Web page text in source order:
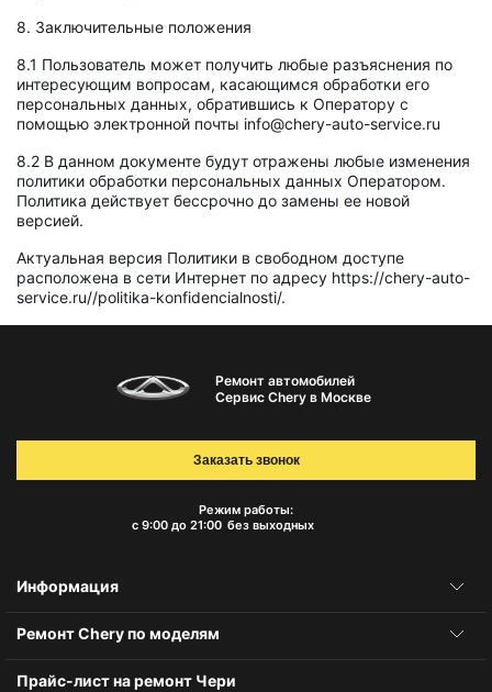
8. Заключительные положения
8.1 Пользователь может получить любые разъяснения по
интересующим вопросам, касающимся обработки его
персональных данных, обратившись к Оператору с
помощью электронной почты info@chery-auto-service.ru
8.2 В данном документе будут отражены любые изменения
политики обработки персональных данных Оператором.
Политика действует бессрочно до замены ее новой
версией.
Актуальная версия Политики в свободном доступе
расположена в сети Интернет по адресу https://chery-auto-
service.ru//politika-konfidencialnosti/.
Ремонт автомобилей
Сервис Chery в Москве
Режим работы:
с 9:00 до 21:00 без выходных
Заказать звонок
Информация
Ремонт Chery по моделям
Прайс-лист на ремонт Чери